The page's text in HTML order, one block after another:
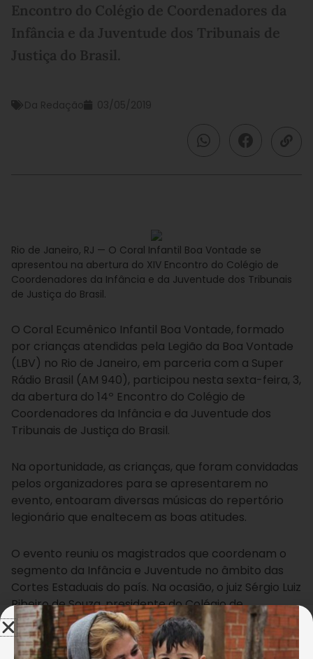
Encontro do Colégio de Coordenadores da
Infância e da Juventude dos Tribunais de
Justiça do Brasil.
Da Redação 03/05/2019
Rio de Janeiro, RJ — O Coral Infantil Boa Vontade se
apresentou na abertura do XIV Encontro do Colégio de
Coordenadores da Infância e da Juventude dos Tribunais
de Justiça do Brasil.
O Coral Ecumênico Infantil Boa Vontade, formado
por crianças atendidas pela Legião da Boa Vontade
(LBV) no Rio de Janeiro, em parceria com a Super
Rádio Brasil (AM 940), participou nesta sexta-feira, 3,
da abertura do 14º Encontro do Colégio de
Coordenadores da Infância e da Juventude dos
Tribunais de Justiça do Brasil.
Na oportunidade, as crianças, que foram convidadas
pelos organizadores para se apresentarem no
evento, entoaram diversas músicas do repertório
legionário que enaltecem as boas atitudes.
O evento reuniu os magistrados que coordenam o
segmento da Infância e Juventude no âmbito das
Cortes Estaduais do país. Na ocasião, o juiz Sérgio Luiz
Ribeiro de Souza, presidente do Colégio de
Coordenadores da Infância e da Juventude dos
Tribunais de Justiça do Brasil, comentou sobre como
procederá o Encontro: